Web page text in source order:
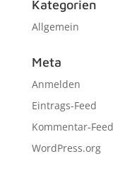
Kategorien
Allgemein
Meta
Anmelden
Eintrags-Feed
Kommentar-Feed
WordPress.org